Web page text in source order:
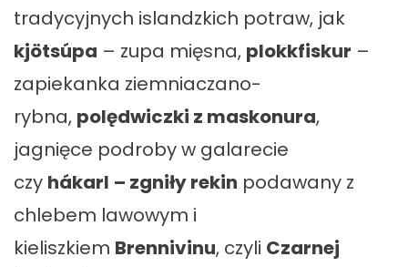
tradycyjnych islandzkich potraw, jak
kjötsúpa – zupa mięsna, plokkfiskur –
zapiekanka ziemniaczano-
rybna, polędwiczki z maskonura,
jagnięce podroby w galarecie
czy hákarl – zgniły rekin podawany z
chlebem lawowym i
kieliszkiem Brennivinu, czyli Czarnej